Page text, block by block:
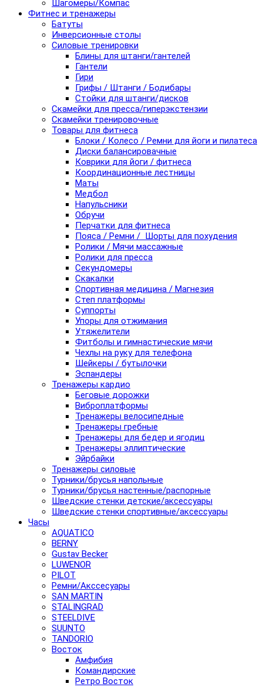
Шагомеры/Компас
Фитнес и тренажеры
Батуты
Инверсионные столы
Силовые тренировки
Блины для штанги/гантелей
Гантели
Гири
Грифы / Штанги / Бодибары
Стойки для штанги/дисков
Скамейки для пресса/гиперэкстензии
Скамейки тренировочные
Товары для фитнеса
Блоки / Колесо / Ремни для йоги и пилатеса
Диски балансировачные
Коврики для йоги / фитнеса
Координационные лестницы
Маты
Медбол
Напульсники
Обручи
Перчатки для фитнеса
Пояса / Ремни / Шорты для похудения
Ролики / Мячи массажные
Ролики для пресса
Секундомеры
Скакалки
Спортивная медицина / Магнезия
Степ платформы
Суппорты
Упоры для отжимания
Утяжелители
Фитболы и гимнастические мячи
Чехлы на руку для телефона
Шейкеры / бутылочки
Эспандеры
Тренажеры кардио
Беговые дорожки
Виброплатформы
Тренажеры велосипедные
Тренажеры гребные
Тренажеры для бедер и ягодиц
Тренажеры эллиптические
Эйрбайки
Тренажеры силовые
Турники/брусья напольные
Турники/брусья настенные/распорные
Шведские стенки детские/аксессуары
Шведские стенки спортивные/аксессуары
Часы
AQUATICO
BERNY
Gustav Becker
LUWENOR
PILOT
Pемни/Акссесуары
SAN MARTIN
STALINGRAD
STEELDIVE
SUUNTO
TANDORIO
Восток
Амфибия
Командирские
Ретро Восток